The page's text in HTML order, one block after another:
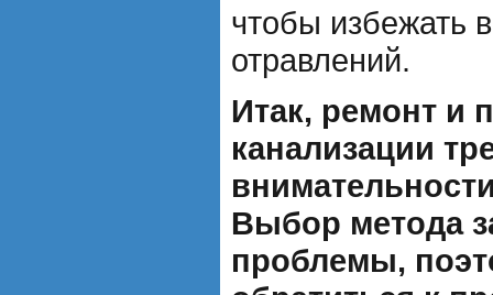
чтобы избежать
отравлений.
Итак, ремонт и
канализации
Выбор метода
проблемы,